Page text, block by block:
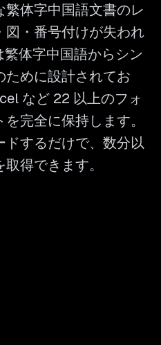
体字中国語文書のレ
図・番号付けが失われ
体字中国語からシン
めに設計されてお
など 22 以上のフォ
完全に保持します。
ドするだけで、数分以
得できます。